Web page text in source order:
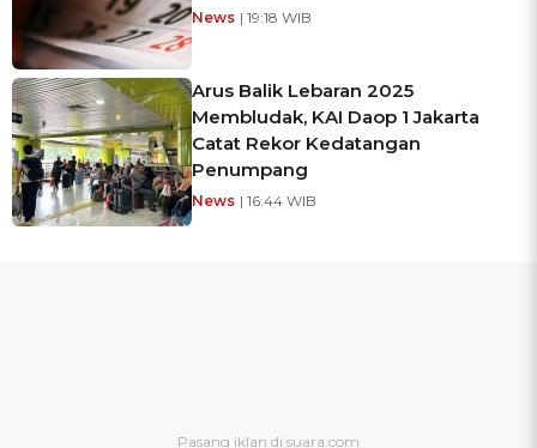
News | 19:18 WIB
Arus Balik Lebaran 2025
Membludak, KAI Daop 1 Jakarta
Catat Rekor Kedatangan
Penumpang
News | 16:44 WIB